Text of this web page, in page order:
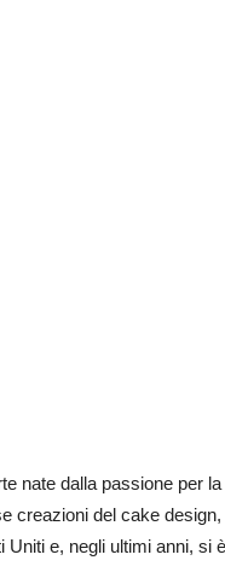
nate dalla passione per
creazioni del cake design,
Uniti e, negli ultimi anni, si